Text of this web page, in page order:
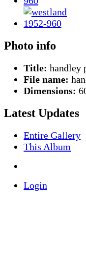
Photo info
Title: handley
File name:
Dimensions:
Latest Updates
Entire Gallery
This Album
Login